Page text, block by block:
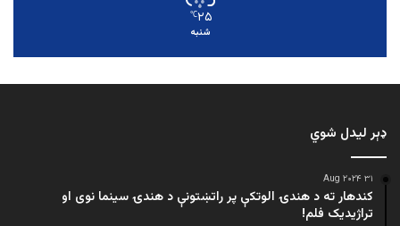
۲۵℃
شنبه
ډېر لیدل شوي
۳۱ Aug ۲۰۲۴
کندهار ته د هندۍ الوتکې پر راتښتونې د هندۍ سینما نوی او
تراژيديک فلم!